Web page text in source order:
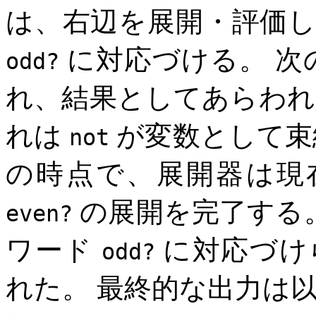
は、右辺を展開・評価
odd? に対応づける。
れ、結果としてあらわ
れは not が変数として
の時点で、展開器は現
even? の展開を完了す
ワード
odd? に対応づ
れた。 最終的な出力は